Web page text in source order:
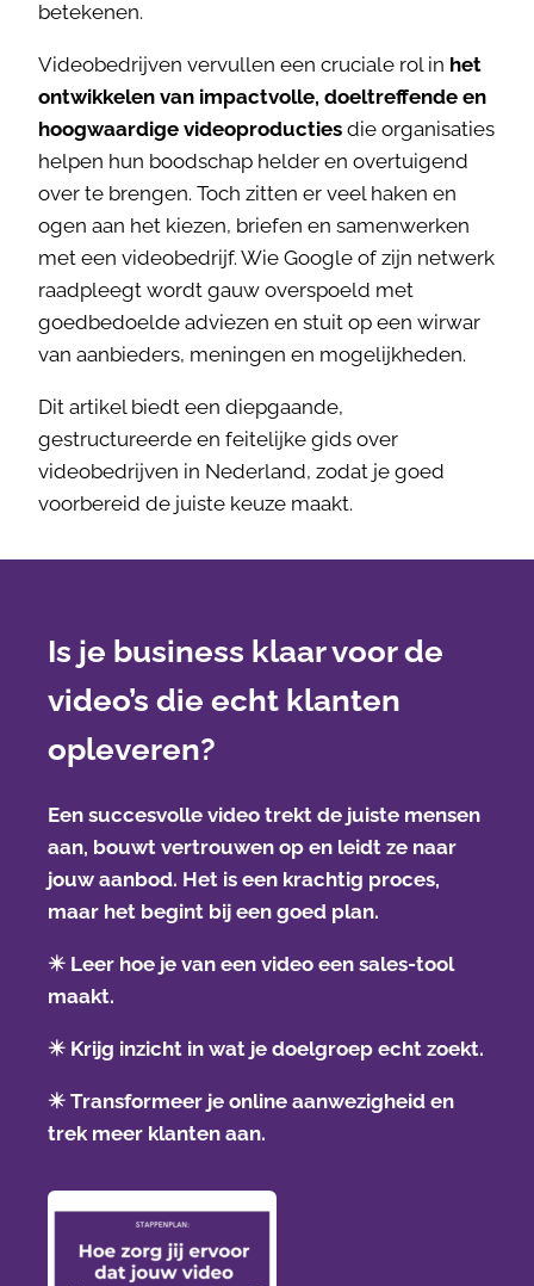
betekenen.
Videobedrijven vervullen een cruciale rol in het
ontwikkelen van impactvolle, doeltreffende en
hoogwaardige videoproducties die organisaties
helpen hun boodschap helder en overtuigend
over te brengen. Toch zitten er veel haken en
ogen aan het kiezen, briefen en samenwerken
met een videobedrijf. Wie Google of zijn netwerk
raadpleegt wordt gauw overspoeld met
goedbedoelde adviezen en stuit op een wirwar
van aanbieders, meningen en mogelijkheden.
Dit artikel biedt een diepgaande,
gestructureerde en feitelijke gids over
videobedrijven in Nederland, zodat je goed
voorbereid de juiste keuze maakt.
Is je business klaar voor de
video’s die echt klanten
opleveren?
Een succesvolle video trekt de juiste mensen
aan, bouwt vertrouwen op en leidt ze naar
jouw aanbod. Het is een krachtig proces,
maar het begint bij een goed plan.
✴️ Leer hoe je van een video een sales-tool
maakt.
✴️ Krijg inzicht in wat je doelgroep echt zoekt.
✴️ Transformeer je online aanwezigheid en
trek meer klanten aan.